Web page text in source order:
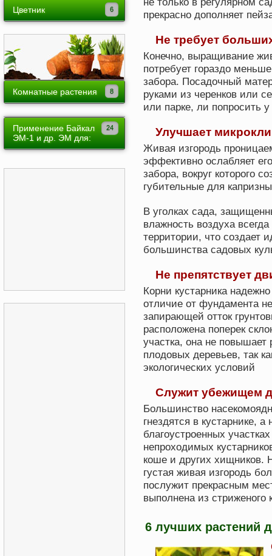
Капуста
Картофель
Лук, чеснок
Огурец
Томат
Зелень
Цветник
Двулетники
Луковочные
Однолетники
Вьющиеся
Комнатные растения
Красиво цветущие
Лиственно-декоративные
Плодовые в горшках
Применение Байкал
ЭМ-1 и др. ЭМ для:
прекрасно дополняет
Не требует
Конечно, выращивание
потребует гораздо
забора. Посадочный
руками из черенков или
или парке, ли попросить
Улучшает
Живая изгородь
эффективно ослабляет
забора, вокруг которого
губительные для
В уголках сада,
влажность воздуха
территории, что создает
большинства садовых
Не препятствует
Корни кустарника
отличие от фундамента
запирающей отток
расположена поперек
участка, она не повышает
плодовых деревьев, так
экологических условий
Служит убежищем
Большинство
гнездятся в кустарнике,
благоустроенных
непроходимых
коше и других хищников.
густая живая изгородь
послужит прекрасным
выполнена из стриженого
6 лучших растений